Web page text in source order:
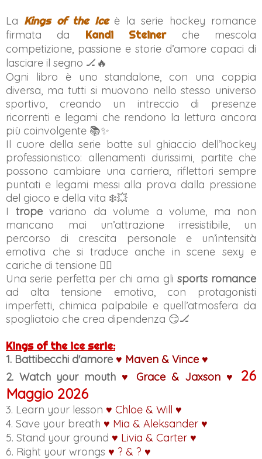
La Kings of the Iceè la serie hockey romance
firmata da Kandi Steinerche mescola
competizione, passione e storie d’amore capaci di
lasciare il segno 🏒🔥
Ogni libro è uno standalone, con una coppia
diversa, ma tutti si muovono nello stesso universo
sportivo, creando un intreccio di presenze
ricorrenti e legami che rendono la lettura ancora
più coinvolgente 📚✨
Il cuore della serie batte sul ghiaccio dell’hockey
professionistico: allenamenti durissimi, partite che
possono cambiare una carriera, riflettori sempre
puntati e legami messi alla prova dalla pressione
del gioco e della vita ❄️💥
I tropevariano da volume a volume, ma non
mancano mai un’attrazione irresistibile, un
percorso di crescita personale e un’intensità
emotiva che si traduce anche in scene sexy e
cariche di tensione ❤️‍🔥
Una serie perfetta per chi ama gli sports romance
ad alta tensione emotiva, con protagonisti
imperfetti, chimica palpabile e quell’atmosfera da
spogliatoio che crea dipendenza 😏🏒
Kings of the ice serie:
1. Battibecchi d'amore ♥ Maven & Vince ♥
2. Watch your mouth ♥ Grace& Jaxson ♥ 26
Maggio 2026
3. Learn your lesson ♥ Chloe & Will ♥
4. Save your breath ♥ Mia & Aleksander ♥
5. Stand your ground ♥ Livia & Carter ♥
6. Right your wrongs ♥ ? & ? ♥